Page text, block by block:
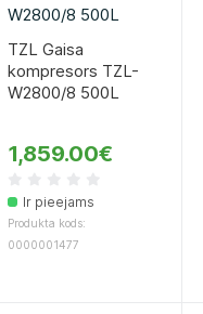
TZL Gaisa
kompresors TZL-
W2800/8 500L
1,859.00€
Ir pieejams
Produkta kods:
0000001477